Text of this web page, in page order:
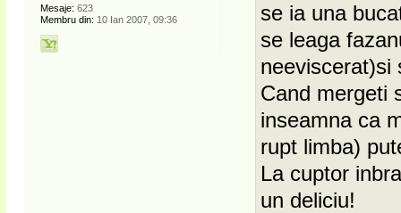
se ia una
se leaga
neeviscerat)si
Cand mergeti
inseamna ca
rupt limba)
La cuptor
un deliciu!
Mesaje: 623
Membru din: 10 Ian 2007, 09:36